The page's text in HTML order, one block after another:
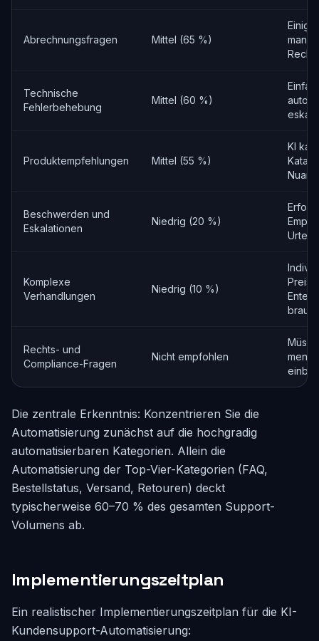
Abrechnungsfragen Mittel (65 %)
Technische
Fehlerbehebung
Mittel (60 %)
Produktempfehlungen Mittel (55 %)
KI
Beschwerden und
Eskalationen
Niedrig (20 %)
Komplexe
Verhandlungen
Niedrig (10 %)
Rechts- und
Compliance-Fragen
Nicht empfohlen
Die zentrale Erkenntnis: Konzentrieren Sie die
Automatisierung zunächst auf die hochgradig
automatisierbaren Kategorien. Allein die
Automatisierung der Top-Vier-Kategorien (FAQ,
Bestellstatus, Versand, Retouren) deckt
typischerweise 60–70 % des gesamten Support-
Volumens ab.
Implementierungszeitplan
Ein realistischer Implementierungszeitplan für die KI-
Kundensupport-Automatisierung: